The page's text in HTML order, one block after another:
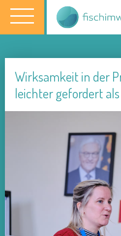
Wirksamkeit in der
leichter gefordert